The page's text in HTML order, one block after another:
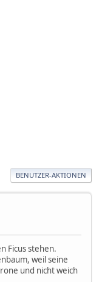
BENUTZER-AKTIONEN
Ficus stehen.
weil seine
und nicht weich